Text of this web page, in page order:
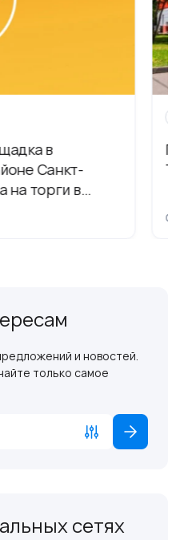
в
Санкт-
на торги в
и новостей.
только самое
сетях